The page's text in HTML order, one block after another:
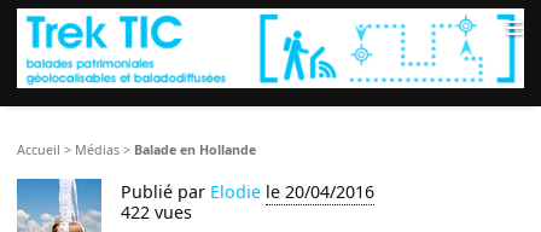
≡
Accueil > Médias > Balade en Hollande
Publié par Elodie le 20/04/2016
422 vues